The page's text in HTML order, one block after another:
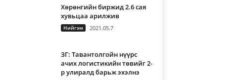
Хөрөнгийн биржид 2.6 сая
хувьцаа арилжив
Нийгэм 2021.05.7
ЗГ: Тавантолгойн нүүрс
ачих логистикийн төвийг 2-
р улиралд барьж эхэлнэ